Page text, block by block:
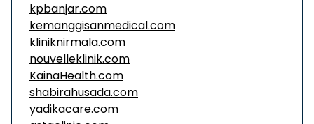
kpbanjar.com
kemanggisanmedical.com
kliniknirmala.com
nouvelleklinik.com
KainaHealth.com
shabirahusada.com
yadikacare.com